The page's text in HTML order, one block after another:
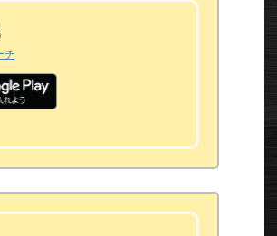
チ